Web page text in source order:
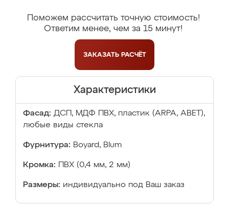
Поможем рассчитать точную стоимость!
Ответим менее, чем за 15 минут!
ЗАКАЗАТЬ РАСЧЁТ
Характеристики
Фасад: ДСП, МДФ ПВХ, пластик (ARPA, ABET),
любые виды стекла
Фурнитура: Boyard, Blum
Кромка: ПВХ (0,4 мм, 2 мм)
Размеры: индивидуально под Ваш заказ